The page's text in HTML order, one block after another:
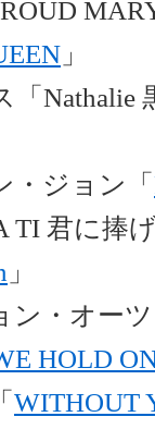
」
Nathalie
ジョン「
TI 君に捧
」
ン・オー
HOLD
WITHOUT